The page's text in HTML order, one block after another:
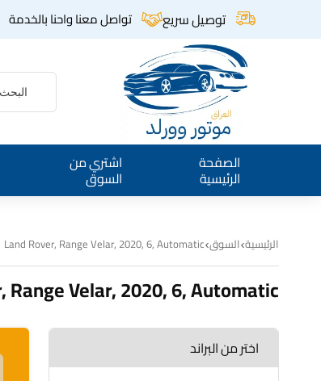
توصيل سريع تواصل معنا واحنا بالخدمة
الصفحة
الرئيسية
اشتري من
السوق
الرئيسية السوق Land Rover, Range Velar, 2020, 6, Automatic
Range Velar, 2020, 6, Automatic
اختر من البراند